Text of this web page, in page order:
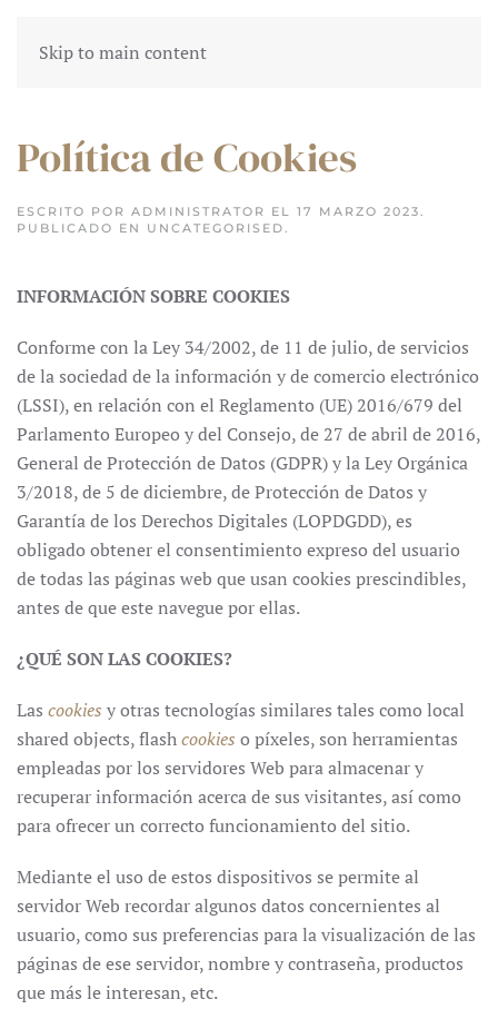
Skip to main content
Política de Cookies
ESCRITO POR ADMINISTRATOR EL 17 MARZO 2023.
PUBLICADO EN UNCATEGORISED.
INFORMACIÓN SOBRE COOKIES
Conforme con la Ley 34/2002, de 11 de julio, de servicios
de la sociedad de la información y de comercio electrónico
(LSSI), en relación con el Reglamento (UE) 2016/679 del
Parlamento Europeo y del Consejo, de 27 de abril de 2016,
General de Protección de Datos (GDPR) y la Ley Orgánica
3/2018, de 5 de diciembre, de Protección de Datos y
Garantía de los Derechos Digitales (LOPDGDD), es
obligado obtener el consentimiento expreso del usuario
de todas las páginas web que usan cookies prescindibles,
antes de que este navegue por ellas.
¿QUÉ SON LAS COOKIES?
Las cookies y otras tecnologías similares tales como local
shared objects, flashcookies o píxeles, son herramientas
empleadas por los servidores Web para almacenar y
recuperar información acerca de sus visitantes, así como
para ofrecer un correcto funcionamiento del sitio.
Mediante el uso de estos dispositivos se permite al
servidor Web recordar algunos datos concernientes al
usuario, como sus preferencias para la visualización de las
páginas de ese servidor, nombre y contraseña, productos
que más le interesan, etc.